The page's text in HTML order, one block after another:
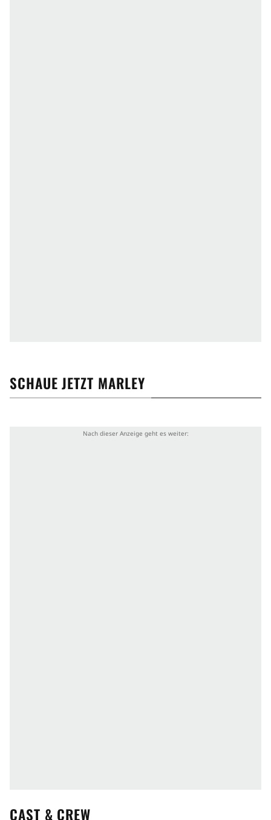
SCHAUE JETZT MARLEY
CAST & CREW